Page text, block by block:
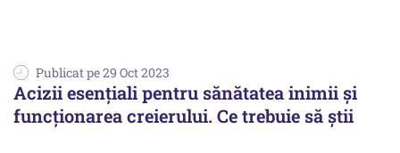
Publicat pe 29 Oct 2023
Acizii esențiali pentru sănătatea inimii și
funcționarea creierului. Ce trebuie să știi